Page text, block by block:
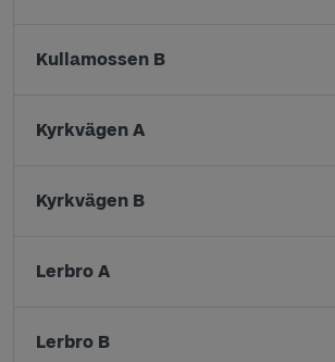
Kullamossen B
Kyrkvägen A
Kyrkvägen B
Lerbro A
Lerbro B